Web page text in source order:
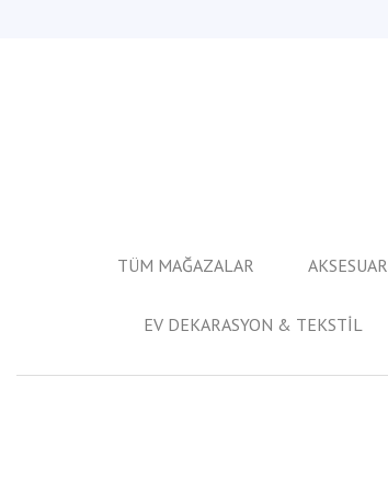
TÜM MAĞAZALAR AKSESUAR
EV DEKARASYON & TEKSTİL